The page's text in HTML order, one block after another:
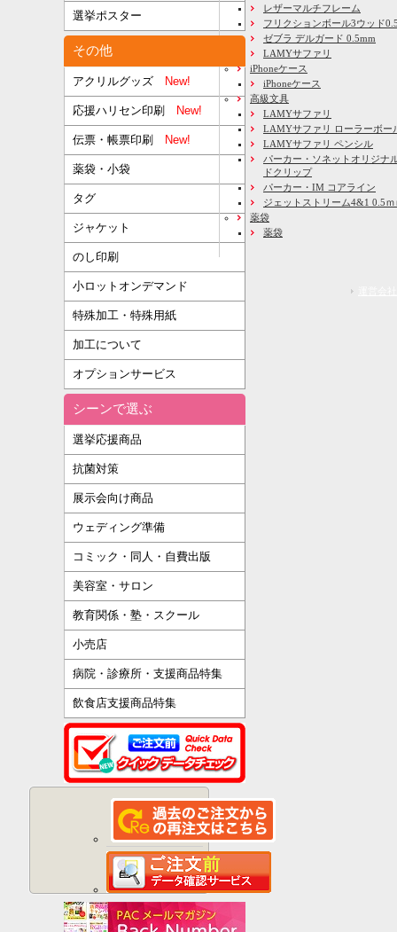
選挙ポスター
その他
アクリルグッズ New!
応援ハリセン印刷 New!
伝票・帳票印刷 New!
薬袋・小袋
タグ
ジャケット
のし印刷
小ロットオンデマンド
特殊加工・特殊用紙
加工について
オプションサービス
シーンで選ぶ
選挙応援商品
抗菌対策
展示会向け商品
ウェディング準備
コミック・同人・自費出版
美容室・サロン
教育関係・塾・スクール
小売店
病院・診療所・支援商品特集
飲食店支援商品特集
レザーマルチフレーム
フリクションボール3ウッド
ゼブラ デルガード 0.5mm
LAMYサファリ
iPhoneケース
iPhoneケース
高級文具
LAMYサファリ
LAMYサファリ ローラーボー
LAMYサファリ ペンシル
パーカー・ソネットオリジナ
ドクリップ
パーカー・IM コアライン
ジェットストリーム4&1 0.5ｍ
薬袋
薬袋